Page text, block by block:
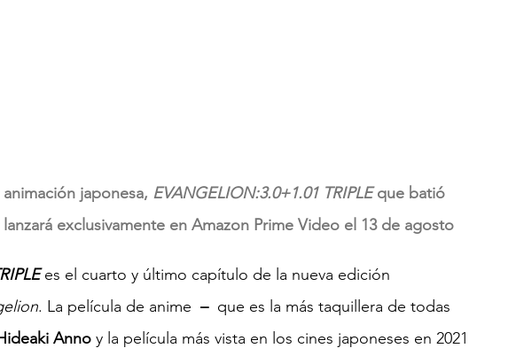
japonesa, EVANGELION:3.0+1.01 TRIPLE que batió
exclusivamente en Amazon Prime Video el 13 de agosto
es el cuarto y último capítulo de la nueva edición
. La película de anime –
  que es la más taquillera de todas
Anno y la película más vista en los cines japoneses en 2021